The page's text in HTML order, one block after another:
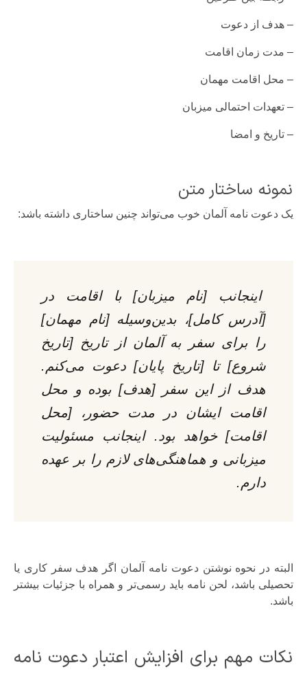
– هدف از دعوت
– مدت زمان اقامت
– محل اقامت مهمان
– تعهدات احتمالی میزبان
– تاریخ و امضا
نمونه ساختار متن
یک دعوت نامه آلمان خوب می‌تواند چنین ساختاری داشته باشد:
اینجانب [نام میزبان] با اقامت در
[آدرس کامل]، بدین‌وسیله [نام مهمان]
را برای سفر به آلمان از تاریخ [تاریخ
شروع] تا [تاریخ پایان] دعوت می‌کنم.
هدف از این سفر [هدف] بوده و محل
اقامت ایشان در مدت حضور، [محل
اقامت] خواهد بود. اینجانب مسئولیت
میزبانی و هماهنگی‌های لازم را بر عهده
دارم.
البته در نحوه نوشتن دعوت نامه آلمان اگر هدف سفر کاری یا
تحصیلی باشد، لحن نامه باید رسمی‌تر و همراه با جزئیات بیشتر
باشد.
نکات مهم برای افزایش اعتبار دعوت نامه